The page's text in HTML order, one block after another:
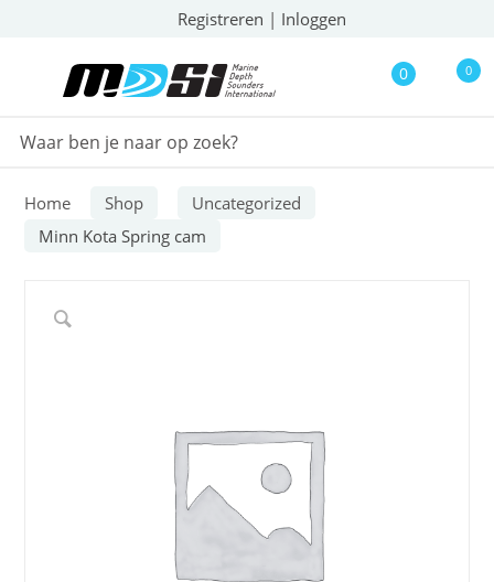
Registreren | Inloggen
0 0
Home Shop
Uncategorized
Minn Kota Spring cam